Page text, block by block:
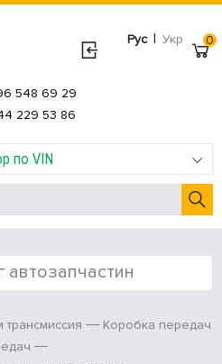
Рус | Укр
по VIN
548 69 29
229 53 86
0
автозапчастин
трансмиссия
Коробка передач